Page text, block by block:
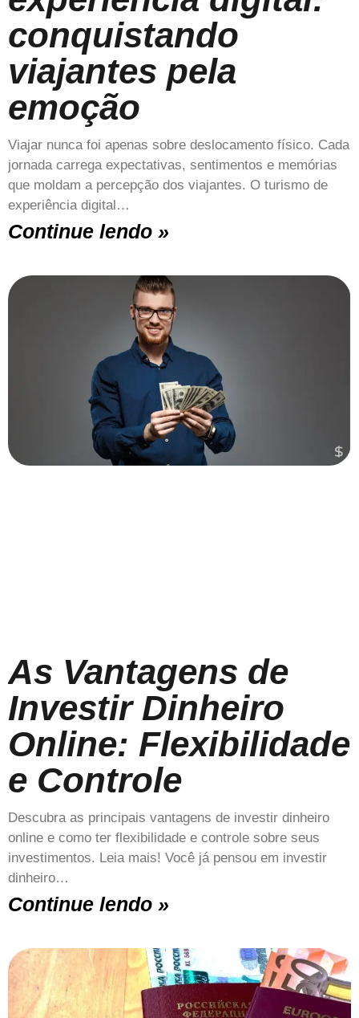
conquistando
viajantes pela
emoção
Viajar nunca foi apenas sobre deslocamento físico. Cada
jornada carrega expectativas, sentimentos e memórias
que moldam a percepção dos viajantes. O turismo de
experiência digital…
Continue lendo »
As Vantagens de
Investir Dinheiro
Online: Flexibilidade
e Controle
Descubra as principais vantagens de investir dinheiro
online e como ter flexibilidade e controle sobre seus
investimentos. Leia mais! Você já pensou em investir
dinheiro…
Continue lendo »